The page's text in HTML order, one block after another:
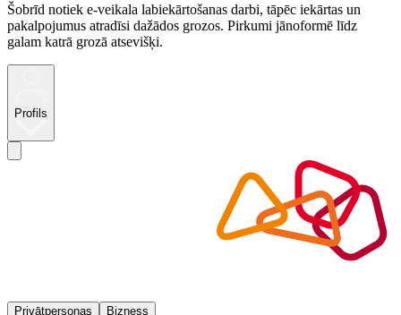
Šobrīd notiek e-veikala labiekārtošanas darbi, tāpēc iekārtas un
pakalpojumus atradīsi dažādos grozos. Pirkumi jānoformē līdz
galam katrā grozā atsevišķi.
Profils
Privātpersonas Bizness